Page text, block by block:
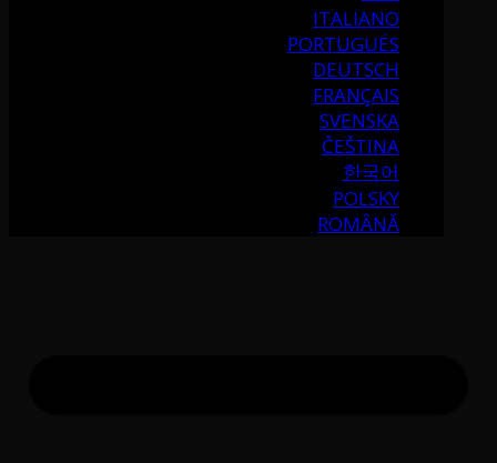
ITALIANO
PORTUGUÉS
DEUTSCH
FRANÇAIS
SVENSKA
ČEŠTINA
한국어
POLSKY
ROMÂNĂ